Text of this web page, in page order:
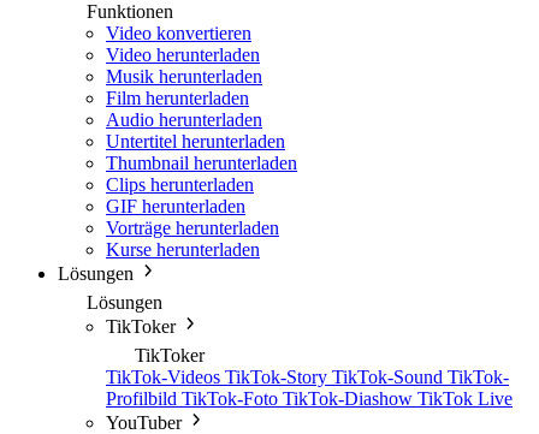
Funktionen
Video konvertieren
Video herunterladen
Musik herunterladen
Film herunterladen
Audio herunterladen
Untertitel herunterladen
Thumbnail herunterladen
Clips herunterladen
GIF herunterladen
Vorträge herunterladen
Kurse herunterladen
Lösungen
Lösungen
TikToker
TikToker
TikTok-Videos TikTok-Story TikTok-Sound TikTok-
Profilbild TikTok-Foto TikTok-Diashow TikTok Live
YouTuber